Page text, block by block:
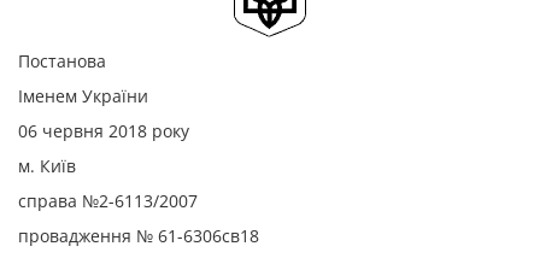
Постанова
Іменем України
06 червня 2018 року
м. Київ
справа №2-6113/2007
провадження № 61-6306св18